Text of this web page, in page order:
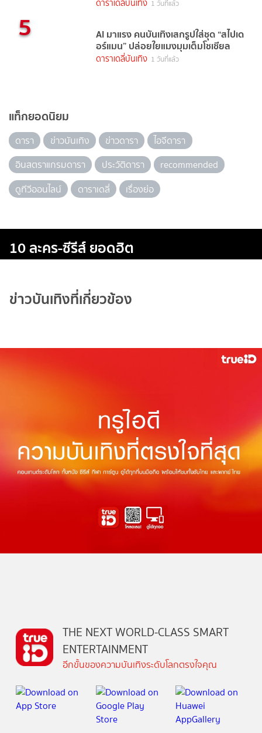
ดาราเดลี่บันเทิง 1 วันที่แล้ว
5 AI มาแรง คนบันเทิงเสกรูปใส่ชุด “สไปเด
อร์แมน” ปล่อยใยแมงมุมเต็มโชเชียล
ดาราเดลี่บันเทิง 1 วันที่แล้ว
แท็กยอดนิยม
ดารา ข่าวบันเทิง ข่าวดารา
ไอจีดารา
อินสตราแกรมดารา
ประวัติดารา
recommended
ดูทีวีออนไลน์
ดาราเดลี่ เรื่องย่อ
10 ละคร-ซีรีส์ ยอดฮิต
ข่าวบันเทิงที่เกี่ยวข้อง
THE NEXT WORLD-CLASS SMART
ENTERTAINMENT
อีกขั้นของความบันเทิงระดับโลกตรงใจคุณ